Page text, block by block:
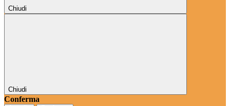
Chiudi
Chiudi
Conferma